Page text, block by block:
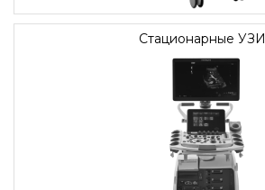
Стационарные УЗИ